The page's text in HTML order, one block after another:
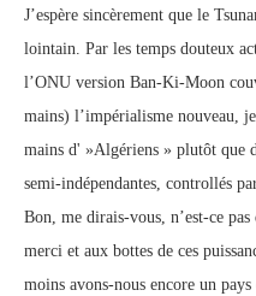
J’espère sincèrement que le
lointain. Par les temps douteux
l’ONU version Ban-Ki-Moon
mains) l’impérialisme nouveau,
mains d' »Algériens » plutôt que
semi-indépendantes, controllés
Bon, me dirais-vous, n’est-ce
merci et aux bottes de ces
moins avons-nous encore un